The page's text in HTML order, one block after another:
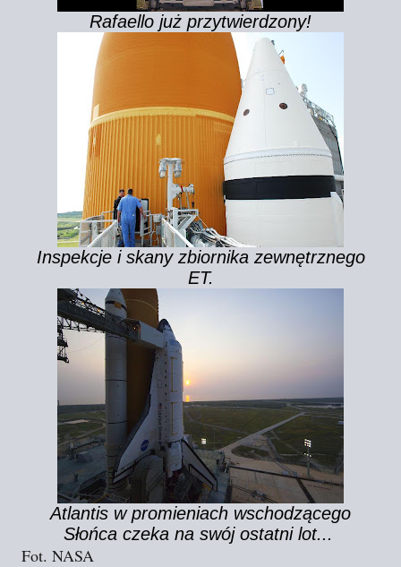
Rafaello już przytwierdzony!
Inspekcje i skany zbiornika zewnętrznego
ET.
Atlantis w promieniach wschodzącego
Słońca czeka na swój ostatni lot...
Fot. NASA